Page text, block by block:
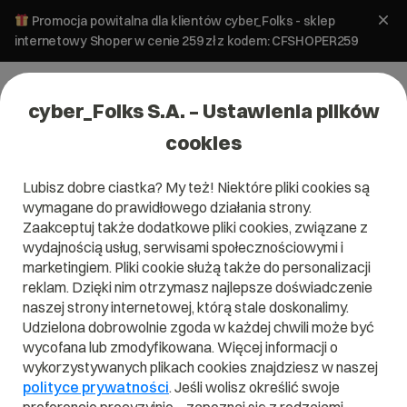
Promocja powitalna dla klientów cyber_Folks - sklep
internetowy Shoper w cenie 259 zł z kodem: CFSHOPER259
Czym jest Robots.txt?
Przeczytaj czym jestRobots.txtw naszym słowniku.
Pomoże Ci to lepiej zrozumieć, czym dokładnie jest
cyber_Folks S.A. – Ustawienia plików
cookies
Lubisz dobre ciastka? My też! Niektóre pliki cookies są
wymagane do prawidłowego działania strony.
Zaakceptuj także dodatkowe pliki cookies, związane z
wydajnością usług, serwisami społecznościowymi i
marketingiem. Pliki cookie służą także do personalizacji
reklam. Dzięki nim otrzymasz najlepsze doświadczenie
naszej strony internetowej, którą stale doskonalimy.
Udzielona dobrowolnie zgoda w każdej chwili może być
wycofana lub zmodyfikowana. Więcej informacji o
wykorzystywanych plikach cookies znajdziesz w naszej
polityce prywatności. Jeśli wolisz określić swoje